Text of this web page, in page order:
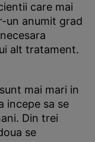
care mai
un anumit grad
alt tratament.
mai mari in
incepe sa se
Din trei
se